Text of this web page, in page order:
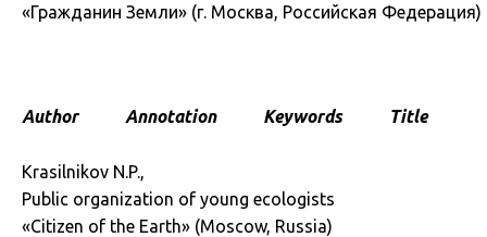
«Гражданин Земли» (г. Москва, Российская Федерация)
Author Annotation Keywords Title
Krasilnikov N.P.,
Public organization of young ecologists
«Citizen of the Earth» (Moscow, Russia)